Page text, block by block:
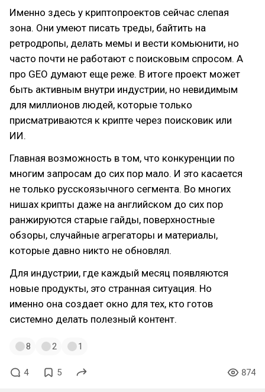
Именно здесь у криптопроектов сейчас слепая
зона. Они умеют писать треды, байтить на
ретродропы, делать мемы и вести комьюнити, но
часто почти не работают с поисковым спросом. А
про GEO думают еще реже. В итоге проект может
быть активным внутри индустрии, но невидимым
для миллионов людей, которые только
присматриваются к крипте через поисковик или
ИИ.
Главная возможность в том, что конкуренции по
многим запросам до сих пор мало. И это касается
не только русскоязычного сегмента. Во многих
нишах крипты даже на английском до сих пор
ранжируются старые гайды, поверхностные
обзоры, случайные агрегаторы и материалы,
которые давно никто не обновлял.
Для индустрии, где каждый месяц появляются
новые продукты, это странная ситуация. Но
именно она создает окно для тех, кто готов
системно делать полезный контент.
8 2 1
4 5 874